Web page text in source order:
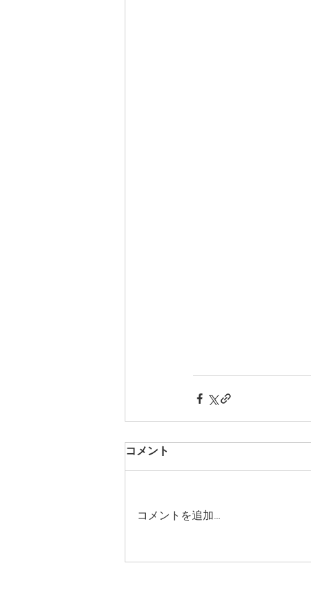
コメント
コメントを追加…